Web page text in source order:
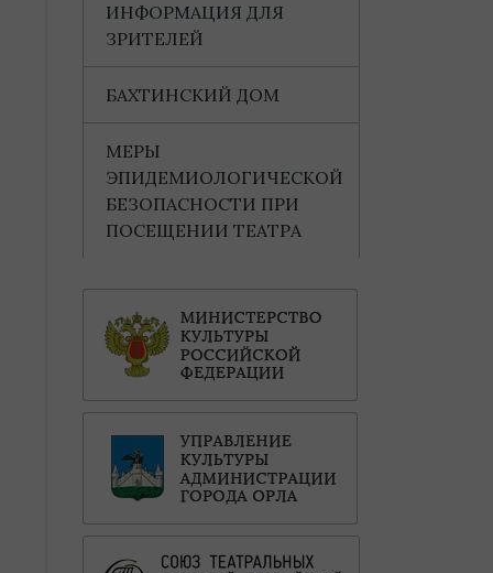
ИНФОРМАЦИЯ ДЛЯ
ЗРИТЕЛЕЙ
БАХТИНСКИЙ ДОМ
МЕРЫ
ЭПИДЕМИОЛОГИЧЕСКОЙ
БЕЗОПАСНОСТИ ПРИ
ПОСЕЩЕНИИ ТЕАТРА